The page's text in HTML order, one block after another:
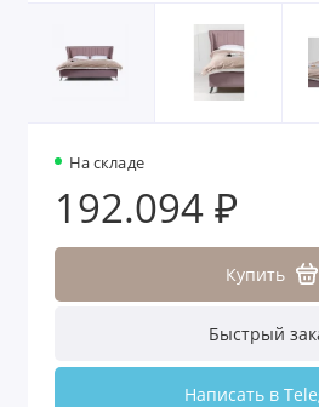
На складе
192.094 ₽
Купить
Быстрый
Написать в